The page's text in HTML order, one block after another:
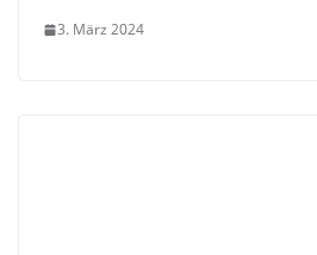
3. März 2024